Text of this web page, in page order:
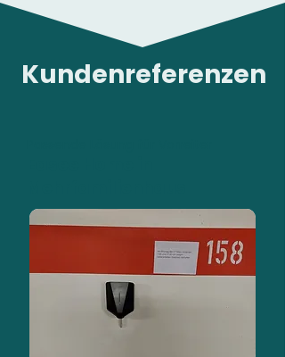
Kundenreferenzen